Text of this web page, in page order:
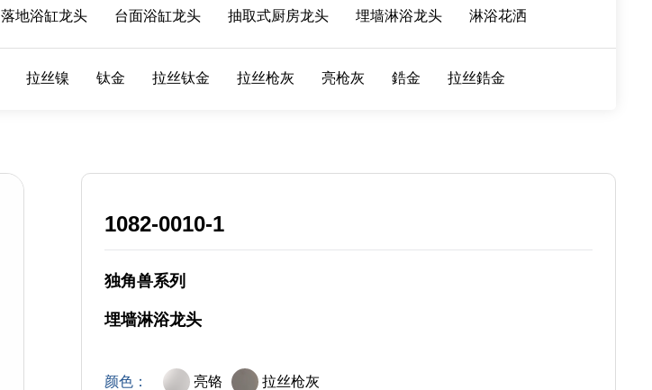
落地浴缸龙头 台面浴缸龙头 抽取式厨房龙头 埋墙淋浴龙头 淋浴花洒
拉丝镍 钛金 拉丝钛金 拉丝枪灰 亮枪灰 鋯金 拉丝鋯金
1082-0010-1
独角兽系列
埋墙淋浴龙头
颜色： 亮铬 拉丝枪灰